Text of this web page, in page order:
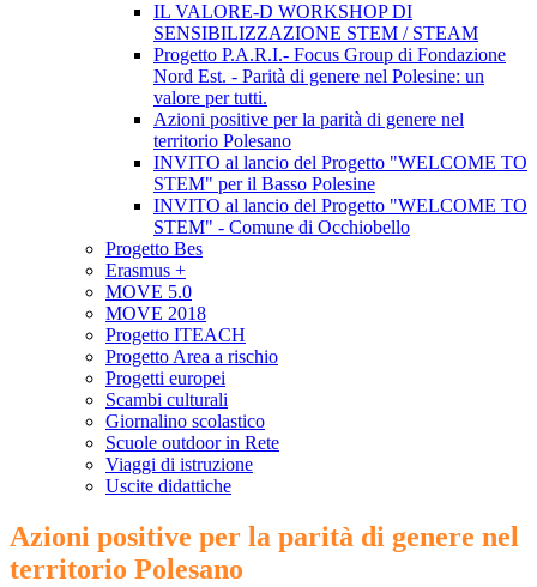
IL VALORE-D WORKSHOP DI
SENSIBILIZZAZIONE STEM / STEAM
Progetto P.A.R.I.- Focus Group di Fondazione
Nord Est. - Parità di genere nel Polesine: un
valore per tutti.
Azioni positive per la parità di genere nel
territorio Polesano
INVITO al lancio del Progetto "WELCOME TO
STEM" per il Basso Polesine
INVITO al lancio del Progetto "WELCOME TO
STEM" - Comune di Occhiobello
Progetto Bes
Erasmus +
MOVE 5.0
MOVE 2018
Progetto ITEACH
Progetto Area a rischio
Progetti europei
Scambi culturali
Giornalino scolastico
Scuole outdoor in Rete
Viaggi di istruzione
Uscite didattiche
Azioni positive per la parità di genere nel
territorio Polesano